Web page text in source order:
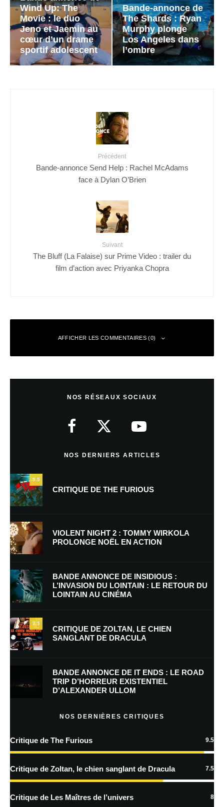
Wind Up: The
Movie : le duo
Jeno et Jaemin au
cœur d’un drame
sportif adolescent
Bande-annonce de
The Shards : Ryan
Murphy plonge
Los Angeles dans
l’ombre
Précédent
Bande-annonce Send Help : Rachel McAdams
face à Dylan O’Brien
Suivant
The Bluff (La Falaise) sur Prime Video : trailer du
film d’action avec Priyanka Chopra
AFFICHER LES COMMENTAIRES (0)
Nom*
E-mail* Site web
Enregistrer mon nom, mon e-mail et mon site dans le navigateur pour
mon prochain commentaire.
Prévenez-moi de tous les nouveaux commentaires par e-mail.
En savoir
traitées
NOS RÉSEAUX SOCIAUX
NOS DERNIERS ARTICLES
9.5
CRITIQUE DE THE FURIOUS
VIOLENT NIGHT 2 : TOMMY WIRKOLA
PROLONGE NOËL EN ACTION
BANDE ANNONCE DE INSIDIOUS :
L’INVASION DU LOINTAIN : LE RETOUR DU
LOINTAIN AU CINÉMA
7.5
CRITIQUE DE ZOLTAN, LE CHIEN
SANGLANT DE DRACULA
BANDE ANNONCE DE IT ENDS : LE ROAD
TRIP D’HORREUR EXISTENTIEL
D’ALEXANDER ULLOM
NOS DERNIÈRES CRITIQUES
Critique de The Furious 9.5
Critique de Zoltan, le chien sanglant de Dracula 7.5
Critique de Les Maîtres de l’univers 8